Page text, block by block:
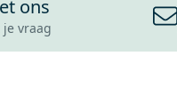
ons
vraag